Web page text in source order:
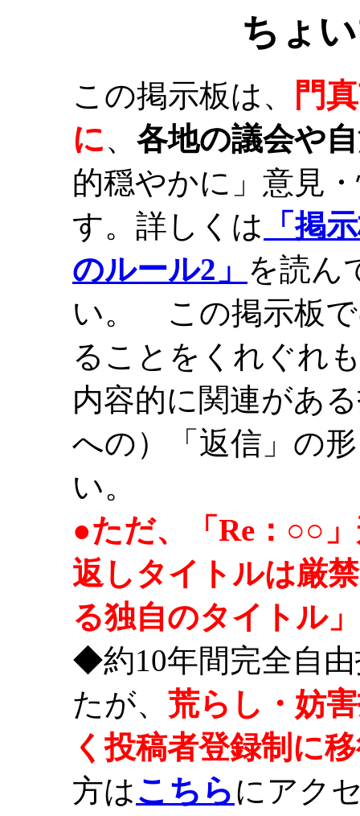
ちょ
この掲示板は、
門
に、 各地の議会や
的穏やかに」意見
す。詳しくは
「掲
のルール2」 を読ん
い。 この掲示板で
ることをくれぐれ
内容的に関連があ
への）「返信」の
い。
●ただ、「Re：○○
返しタイトルは厳
る独自のタイトル
◆約10年間完全自
たが、 荒らし・妨
く投稿者登録制に
方はこちらにアク